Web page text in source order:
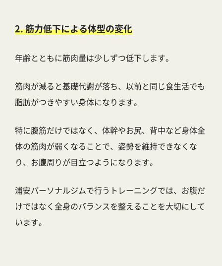
2. 筋力低下による体型の変化
年齢とともに筋肉量は少しずつ低下します。
筋肉が減ると基礎代謝が落ち、以前と同じ食生活でも
脂肪がつきやすい身体になります。
特に腹筋だけではなく、体幹やお尻、背中など身体全
体の筋肉が弱くなることで、姿勢を維持できなくな
り、お腹周りが目立つようになります。
浦安パーソナルジムで行うトレーニングでは、お腹だ
けではなく全身のバランスを整えることを大切にして
います。